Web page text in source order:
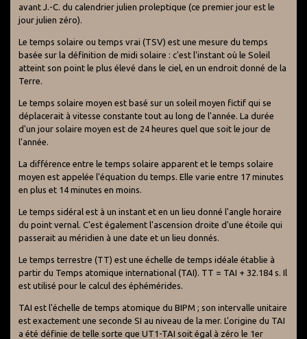
avant J.-C. du calendrier julien proleptique (ce premier jour est le
jour julien zéro).
Le temps solaire ou temps vrai (TSV) est une mesure du temps
basée sur la définition de midi solaire : c'est l'instant où le Soleil
atteint son point le plus élevé dans le ciel, en un endroit donné de la
Terre.
Le temps solaire moyen est basé sur un soleil moyen fictif qui se
déplacerait à vitesse constante tout au long de l'année. La durée
d'un jour solaire moyen est de 24 heures quel que soit le jour de
l'année.
La différence entre le temps solaire apparent et le temps solaire
moyen est appelée l'équation du temps. Elle varie entre 17 minutes
en plus et 14 minutes en moins.
Le temps sidéral est à un instant et en un lieu donné l'angle horaire
du point vernal. C'est également l'ascension droite d'une étoile qui
passerait au méridien à une date et un lieu donnés.
Le temps terrestre (TT) est une échelle de temps idéale établie à
partir du Temps atomique international (TAI). TT = TAI + 32.184 s. Il
est utilisé pour le calcul des éphémérides.
TAI est l'échelle de temps atomique du BIPM ; son intervalle unitaire
est exactement une seconde SI au niveau de la mer. L'origine du TAI
a été définie de telle sorte que UT1-TAI soit égal à zéro le 1er